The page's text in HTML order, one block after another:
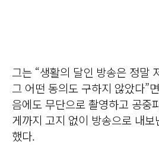
그는 “생활의 달인 방송은 정말
그 어떤 동의도 구하지 않았다”
음에도 무단으로 촬영하고 공중
게까지 고지 없이 방송으로 내보
했다.